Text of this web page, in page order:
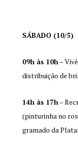
SÁBADO (10/5)
09h às 10h–
distribuição de
14h às 17h–
(pinturinha no
gramado da